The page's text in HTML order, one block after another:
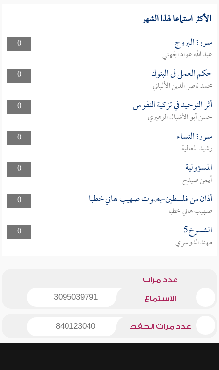
الأكثر استماعا لهذا الشهر
0 سورة البروج
عبد الله عواد الجهني
0
حكم العمل فى البنوك
محمد ناصر الدين الألباني
0
أثر التوحيد في تزكية النفوس
حسن أبو الأشبال الزهيري
0
سورة النساء
رشيد بلعالية
0
المسؤولية
أيمن صيدح
0
أذان من فلسطين-بصوت صهيب هاني خطبا
صهيب هاني خطبا
0
الشموخ5
مهند الدوسري
عدد مرات
الاستماع 3095039791
عدد مرات الحفظ 840123040